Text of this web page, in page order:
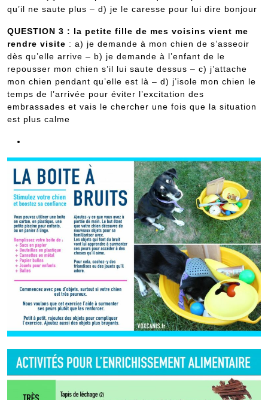
qu’il ne saute plus – d) je le caresse pour lui dire bonjour
QUESTION 3 : la petite fille de mes voisins vient me
rendre visite : a) je demande à mon chien de s’asseoir
dès qu’elle arrive – b) je demande à l’enfant de le
repousser mon chien s’il lui saute dessus – c) j’attache
mon chien pendant qu’elle est là – d) j’isole mon chien le
temps de l’arrivée pour éviter l’excitation des
embrassades et vais le chercher une fois que la situation
est plus calme